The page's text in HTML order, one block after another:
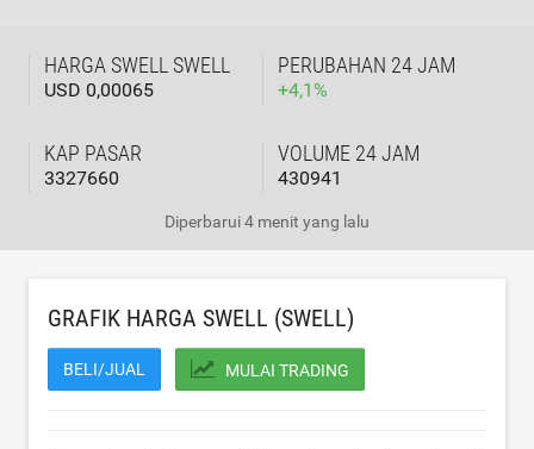
HARGA SWELL SWELL
USD 0,00065
PERUBAHAN 24 JAM
+4,1%
KAP PASAR
3327660
VOLUME 24 JAM
430941
Diperbarui4 menit yang lalu
GRAFIK HARGA SWELL (SWELL)
BELI/JUAL MULAI TRADING